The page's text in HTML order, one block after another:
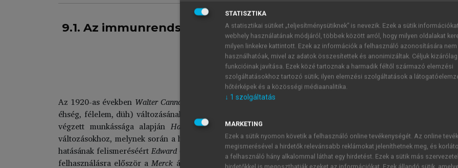
9.1. Az immunrendszer neuroendokrin és neurális szabályozása
„Napjaink nagy hibája, hogy
Az 1920-as években Walter Cannon
, a Harvard Egyetem élettanász professzora vezette be a
éhség, félelem, düh) változásának hatását vizsgálta az autonóm idegrendszerre, mely a „fight or flight
végzett munkássága alapján Hans Sellye (Sellye János)
állatkísérletei bizonyították, hogy a
változásokhoz, melynek során a hormonális és az immunrendszer szerveiben is változások következnek
hatásának felismeréséértEdward Calvin Kendall, Philip S. HenchésTadeus Reichstein1950-ben orvosi Nobel-
felhasználásra először aMerck állította elő 1949-ben. 1964-benGeorge F. Solomonvezette be a
STATISZTIKA
A statisztikai sütiket „teljesítménysütiknek” is nevezik. Ezek a sütik
webhely használatának módjáról, többek között arról, hogy milyen oldalakat
milyen linkekre kattintott. Ezek az információk a felhasználó azonosítására nem
használhatóak, mivel az adatok összesítettek és anonimizáltak. Céljuk
funkcióinak javítása. Ezek közé tartoznak a harmadik féltől származó elemzési
szolgáltatásokhoz tartozó sütik; ilyen elemzési szolgáltatások a
hőtérképek és a közösségi médiaanalitika.
↓ 1 szolgáltatás
MARKETING
Ezek a sütik nyomon követik a felhasználó online tevékenységét. Az online
megismerésével a hirdetők relevánsabb reklámokat jeleníthetnek meg, és
a felhasználó hány alkalommal láthat egy hirdetést. Ezek a sütik más